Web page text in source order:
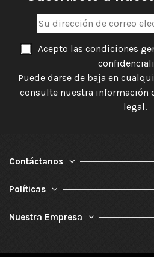
Acepto las condiciones
Puede darse de baja en
consulte nuestra información
legal.
Contáctanos
Políticas
Nuestra Empresa